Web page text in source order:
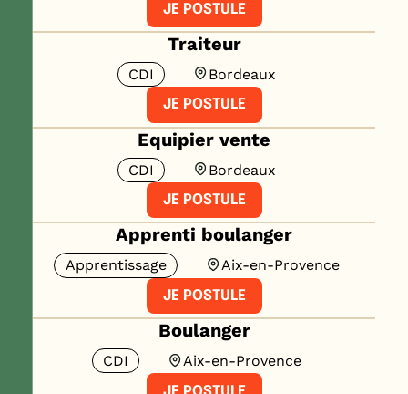
JE POSTULE
Traiteur
CDI Bordeaux
JE POSTULE
Equipier vente
CDI Bordeaux
JE POSTULE
Apprenti boulanger
Apprentissage Aix-en-Provence
JE POSTULE
Boulanger
CDI Aix-en-Provence